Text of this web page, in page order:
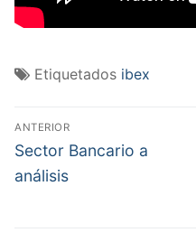
Etiquetados ibex
Navegación
de
entradas
ANTERIOR
Entrada
anterior:
Sector Bancario a
análisis